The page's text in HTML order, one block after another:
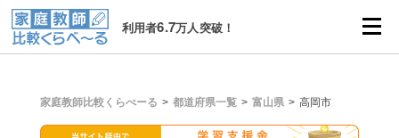
利用者6.7万人突破！
家庭教師比較くらべーる 都道府県一覧 富山県 高岡市